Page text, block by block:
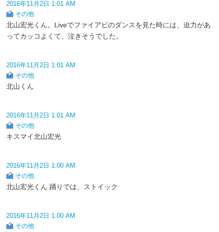
2016年11月2日 1:01 AM
その他
北山宏光くん。Liveでファイアビのダンスを見た時には、迫力があ
ってカッコよくて、泣きそうでした。
2016年11月2日 1:01 AM
その他
北山くん
2016年11月2日 1:01 AM
その他
キスマイ北山宏光
2016年11月2日 1:00 AM
その他
北山宏光くん 踊りでは、ストイック
2016年11月2日 1:00 AM
その他